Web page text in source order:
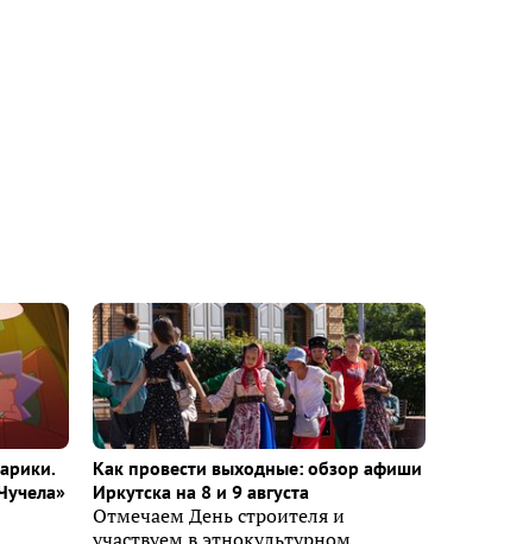
Как провести выходные: обзор афиши
Иркутска на 8 и 9 августа
Отмечаем День строителя и